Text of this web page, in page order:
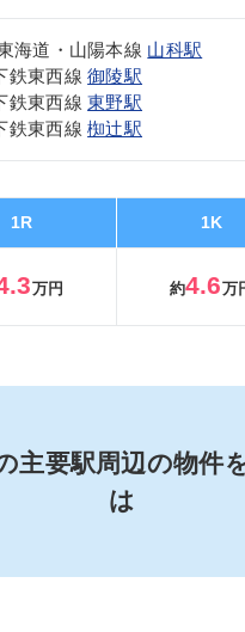
海道・山陽本線 山科駅
鉄東西線御陵駅
鉄東西線東野駅
鉄東西線椥辻駅
1R 1K
万円 約4.6万
主要駅周辺の物件
は